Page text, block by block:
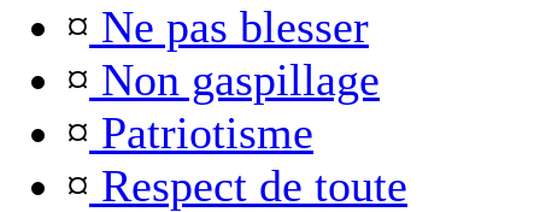
¤ Ne pas blesser
¤ Non gaspillage
¤ Patriotisme
¤ Respect de toute